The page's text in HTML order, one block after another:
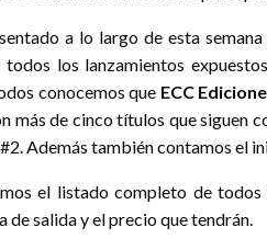
a lo largo de esta semana
los lanzamientos
conocemos que ECC
más de cinco títulos que siguen
Además también contamos el
el listado completo de todos
de salida y el precio que tendrán.